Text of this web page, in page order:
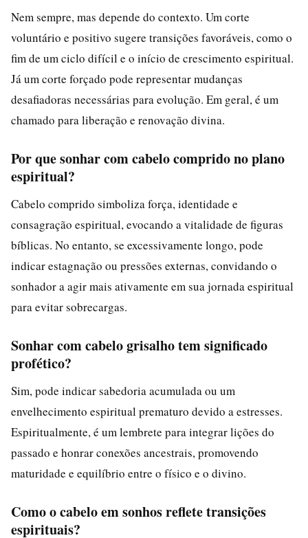
Nem sempre, mas depende do contexto. Um corte
voluntário e positivo sugere transições favoráveis, como o
fim de um ciclo difícil e o início de crescimento espiritual.
Já um corte forçado pode representar mudanças
desafiadoras necessárias para evolução. Em geral, é um
chamado para liberação e renovação divina.
Por que sonhar com cabelo comprido no plano
espiritual?
Cabelo comprido simboliza força, identidade e
consagração espiritual, evocando a vitalidade de figuras
bíblicas. No entanto, se excessivamente longo, pode
indicar estagnação ou pressões externas, convidando o
sonhador a agir mais ativamente em sua jornada espiritual
para evitar sobrecargas.
Sonhar com cabelo grisalho tem significado
profético?
Sim, pode indicar sabedoria acumulada ou um
envelhecimento espiritual prematuro devido a estresses.
Espiritualmente, é um lembrete para integrar lições do
passado e honrar conexões ancestrais, promovendo
maturidade e equilíbrio entre o físico e o divino.
Como o cabelo em sonhos reflete transições
espirituais?